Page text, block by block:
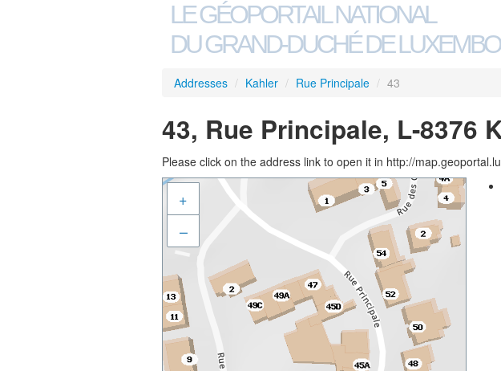
LE GÉOPORTAIL NATIONAL
DU GRAND-DUCHÉ DE
Addresses / Kahler / Rue Principale / 43
43, Rue Principale, L-8376
Please click on the address link to open it in http://map.geoportal.lu
+
–